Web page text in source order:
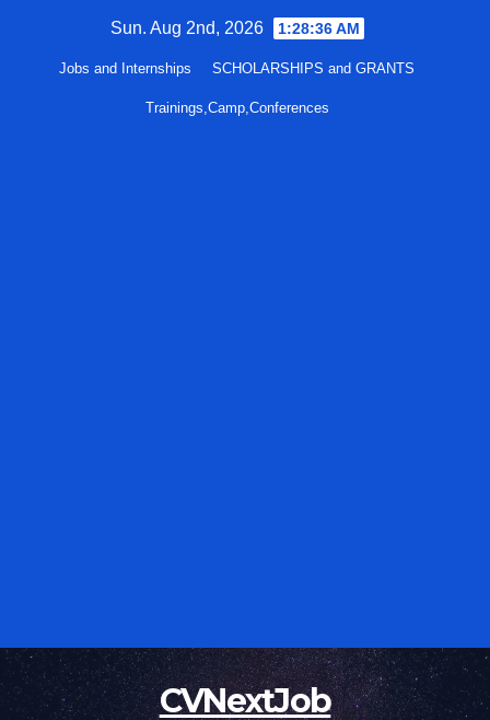
Sun. Aug 2nd, 2026 1:28:37 AM
Jobs and Internships SCHOLARSHIPS and GRANTS
Trainings,Camp,Conferences
CVNextJob